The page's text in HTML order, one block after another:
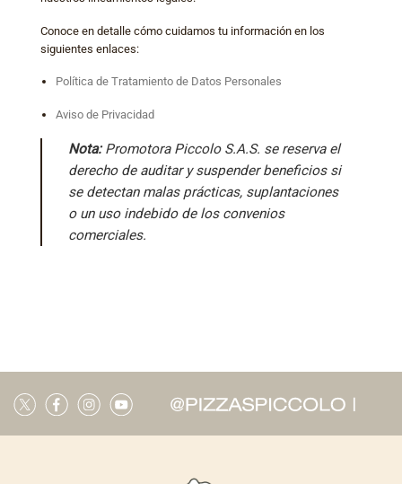
Conoce en detalle cómo cuidamos tu información en los
siguientes enlaces:
Política de Tratamiento de Datos Personales
Aviso de Privacidad
Nota:Promotora Piccolo S.A.S. se reserva el
derecho de auditar y suspender beneficios si
se detectan malas prácticas, suplantaciones
o un uso indebido de los convenios
comerciales.